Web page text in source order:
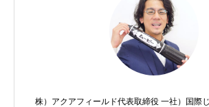
株）アクアフィールド代表取締役 一社）国際